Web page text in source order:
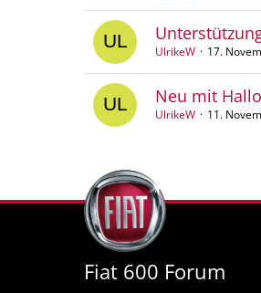
UlrikeW 17.
Neu mit
UlrikeW 11.
Fiat 600 Forum